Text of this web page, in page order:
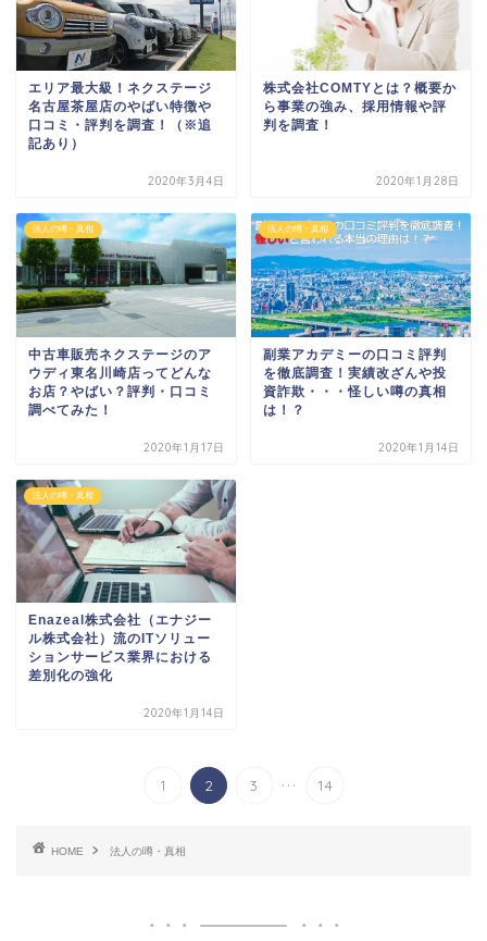
エリア最大級！ネクステージ
名古屋茶屋店のやばい特徴や
口コミ・評判を調査！（※追
記あり）
2020年3月4日
株式会社COMTYとは？概要か
ら事業の強み、採用情報や評
判を調査！
2020年1月28日
法人の噂・真相
中古車販売ネクステージのア
ウディ東名川崎店ってどんな
お店？やばい？評判・口コミ
調べてみた！
2020年1月17日
法人の噂・真相
副業アカデミーの口コミ評判
を徹底調査！実績改ざんや投
資詐欺・・・怪しい噂の真相
は！？
2020年1月14日
法人の噂・真相
Enazeal株式会社（エナジー
ル株式会社）流のITソリュー
ションサービス業界における
差別化の強化
2020年1月14日
1 2 3 ... 14
HOME 法人の噂・真相